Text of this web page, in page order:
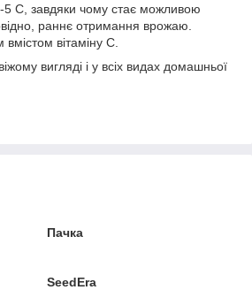
-5 С, завдяки чому стає можливою
раннє отримання врожаю.
вмістом вітаміну С.
вигляді і у всіх видах домашньої
Пачка
SeedEra